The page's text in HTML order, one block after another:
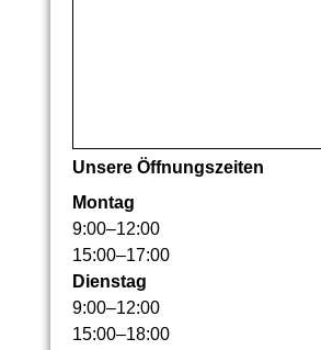
Unsere Öffnungszeiten
Montag
9:00–12:00
15:00–17:00
Dienstag
9:00–12:00
15:00–18:00